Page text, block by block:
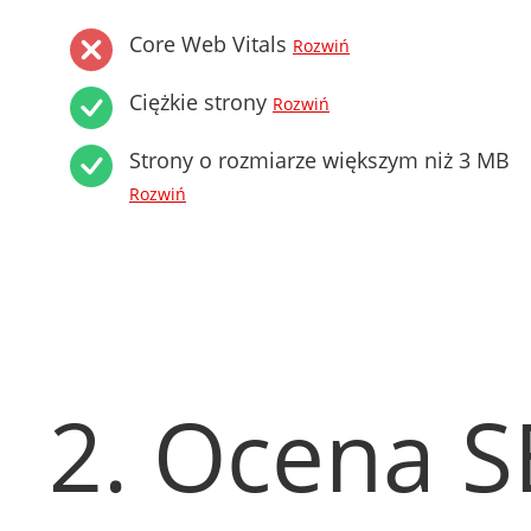
Core Web Vitals Rozwiń
Ciężkie strony Rozwiń
Strony o rozmiarze większym niż 3 MB
Rozwiń
2. Ocena